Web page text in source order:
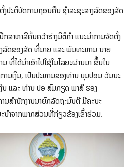
ງປະຕິບັດການຖອນຄືນ ຊໍາລະຊະສາງລົດຂອງລັດ
ກສາຫາລືຄົ້ນຄວ້າຮ່າງນິຕິກໍາ ແນະນໍາການຈັດຕັ້ງ
ລົດຂອງລັດ ທີ່ນາຍ ແລະ ພົນທະຫານ ນາຍ
ທີ່ໄດ້ນໍາເອົາໄປໃຊ້ໃນໄລຍະຜ່ານມາ ຂຶ້ນໃນ
ນເງິນ, ເປັນປະທານຂອງທ່ານ ບຸນປອນ ວັນນະ
ນ ແລະ ທ່ານ ປອ ສົມກຽດ ພາສີ ຮອງ
ສຳນັກງານນາຍົກລັດຖະມົນຕີ ມີຄະນະ
ນໍາຈາກພາກສ່ວນທີ່ກ່ຽວຂ້ອງເຂົ້າຮ່ວມ.